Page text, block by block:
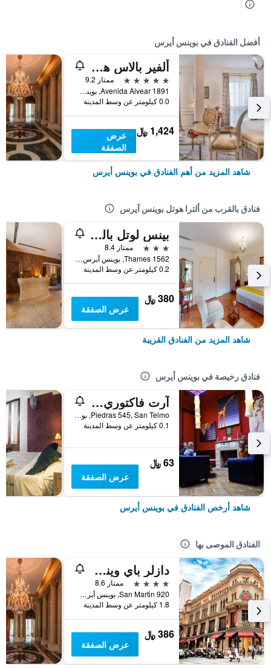
أفضل الفنادق في بوينس أيرس
ألفير بالاس هوتل
5 نجوم
ممتاز 9.2
Avenida Alvear 1891, بوينس أيرس, Capital Federal District, الأرجنتين
0.0 كيلومتر عن وسط المدينة
1,424 ﷼
عرض
الصفقة
شاهد المزيد من أهم الفنادق في بوينس أيرس
فنادق بالقرب من ألترا هوتل بوينس آيرس
بينس لوتل باليرمو
3 نجوم
ممتاز 8.4
Thames 1562, بوينس أيرس, Capital Federal District, الأرجنتين
0.2 كيلومتر عن وسط المدينة
380 ﷼
عرض الصفقة
شاهد المزيد من الفنادق القريبة
فنادق رخيصة في بوينس أيرس
آرت فاكتوري سان تيلمو
Piedras 545, San Telmo, بوينس أيرس, Capital Federal District, الأرجنتين
0.1 كيلومتر عن وسط المدينة
63 ﷼
عرض الصفقة
شاهد أرخص الفنادق في بوينس أيرس
الفنادق الموصى بها
دازلر باي ويندام بوينوس أيريس سان مارتين
4 نجوم
ممتاز 8.6
San Martin 920, بوينس أيرس, Capital Federal District, الأرجنتين
1.8 كيلومتر عن وسط المدينة
386 ﷼
عرض الصفقة